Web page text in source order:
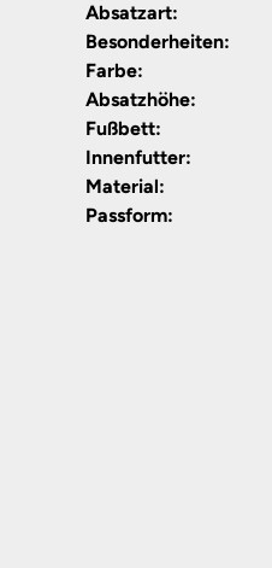
Absatzart:
Besonderheiten:
Farbe:
Absatzhöhe:
Fußbett:
Innenfutter:
Material:
Passform: